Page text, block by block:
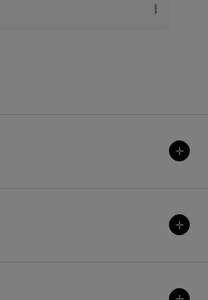
販売価格(